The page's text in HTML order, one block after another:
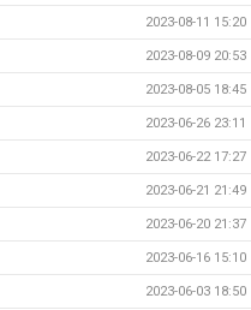
2023-08-11 15:20
2023-08-09 20:53
2023-08-05 18:45
2023-06-26 23:11
2023-06-22 17:27
2023-06-21 21:49
2023-06-20 21:37
2023-06-16 15:10
2023-06-03 18:50